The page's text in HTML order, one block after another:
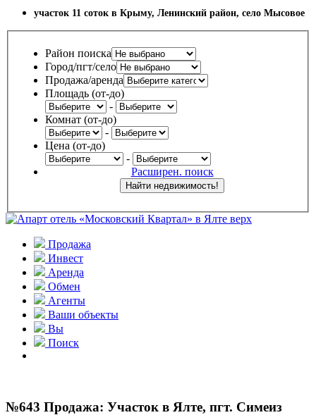
участок 11 соток в Крыму, Ленинский район, село Мысовое
Район поиска
Город/пгт/село
Продажа/аренда
Площадь (от-до)
-
Комнат (от-до)
-
Цена (от-до)
-
Расширен. поиск
Продажа
Инвест
Аренда
Обмен
Агенты
Ваши объекты
Вы
Поиск
№643 Продажа: Участок в Ялте, пгт. Симеиз